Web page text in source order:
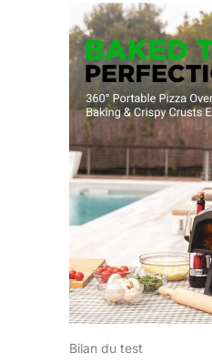
Bilan du test